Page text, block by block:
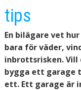
tips
En bilägare vet
bara för väder,
inbrottsrisken. Vill
bygga ett garage
ett. Ett garage är